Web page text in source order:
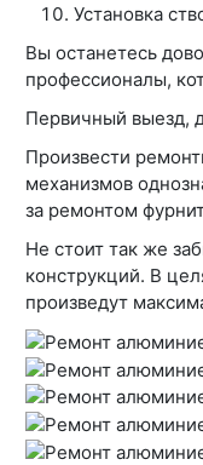
Установка
Вы останетесь
профессионалы,
Первичный выезд,
Произвести
механизмов
за ремонтом
Не стоит так же
конструкций. В
произведут